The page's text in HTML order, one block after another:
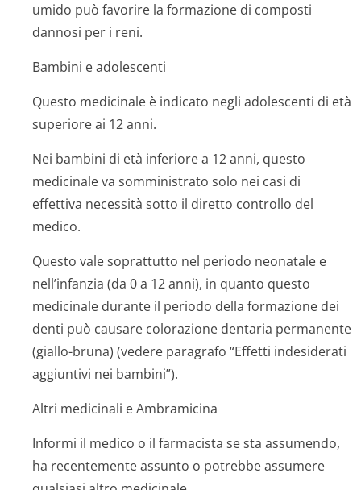
umido può favorire la formazione di composti
dannosi per i reni.
Bambini e adolescenti
Questo medicinale è indicato negli adolescenti di età
superiore ai 12 anni.
Nei bambini di età inferiore a 12 anni, questo
medicinale va somministrato solo nei casi di
effettiva necessità sotto il diretto controllo del
medico.
Questo vale soprattutto nel periodo neonatale e
nell’infanzia (da 0 a 12 anni), in quanto questo
medicinale durante il periodo della formazione dei
denti può causare colorazione dentaria permanente
(giallo-bruna) (vedere paragrafo “Effetti indesiderati
aggiuntivi nei bambini”).
Altri medicinali e Ambramicina
Informi il medico o il farmacista se sta assumendo,
ha recentemente assunto o potrebbe assumere